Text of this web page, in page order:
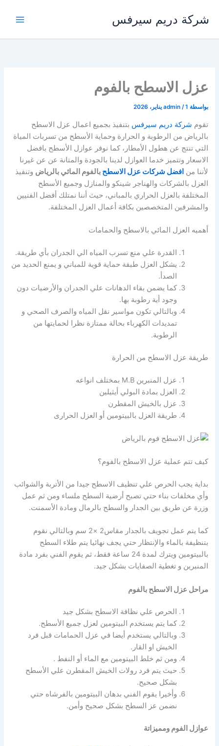
المحتوى
شركة دريم سيرفس
عزل الاسطح بالفوم
بواسطة admin /1 يناير، 2026
تقوم شركة دريم سيرفس بتنفيذ بجميع اعمال عزل الاسطح
بالرياض من الرطوبة و الحرارة وحماية الأسطح من تسربات المياة
التي تنتج عن هطول الأمطار، كما نوفر عوازل الأسطح بافضل
الاسعار وتتميز خدما العوازل لدينا بالجودة والمتانة عن عن غيرنا
لأننا من افضل شركات عزل الاسطح بالفوم المائي بالرياض وتنفيذ
العزل بالشركات والهناجر شينكو والمنازل وجميع الأسطح
المختلفة بالعزل الحراري بالمباني، حيث أننا نمتلك أفضل الفنيين
والمشرفين المتخصصين بكافة أعمال العزل المختلفة.
أهميه العزل المائي بالاسطح والحمامات
القدرة علي منع تسرب المياه الي الجدران بأي طريقة.
يشكل العزل طبقة حماية قوية للمباني و يمنع الحديد من
الصدأ.
كما يضمن بقاء الدهانات علي الجدران والأرضيات دون
وجود أية رطوبة بها.
وبالتالي تكون مواسير نقل المياه والصرف الصحي و
تمديدات الكهرباء بحالة ممتازة نظرا لحمايتها من
الرطوبة.
طريقة عزل الاسطح من الحرارة
عزل المنبرين M.B بمختلف انواعه
العزل بمادة البولي أيثيلين
عزل بالخيش المقطرن
طريقة العزل بالبيتومين أو العزل الحرارى
كيف تتم عملية عزل الاسطح بالفوم؟
بداية يجب الحرص علي تنظيف الاسطح جيدا من الأتربة والشوائب
وأي مخلفات بناء حتي تصبح أرضية السطح ملساء ومن ثم عمل
وزرة عن طريق بين الجدار والسطح بالرمال ومادة الأسمنت.
كما يتم عمل تجويف بالجدار مقاس2 ×2 سم وبالتالي نقوم
بتنظيفة بالماء والإنتظار حتي يجف نهائيا يتم طلاء السطح
بالبيتومين ويترك لمدة 24 ساعة فقط، ثم يقوم الفني بفرد مادة
المنبرين و تغطية الصفايات بشكل جيد.
مراحل عزل الاسطح بالفوم
الحرص علي نظافة الاسطح بشكل جيد
كما يتم يستخدم البيتومين لعزل جميع الأسطح.
وبالتالي يستخدم أيضا في عزل الحمامات قبل فرد
الخيش او القار.
ومن ثم خلط البيتومين مع الماء أو النفط .
حيث يتم فرد رولات الخيش المقطرن علي الأسطح
بشكل صحيح.
وأخيرا يقوم الفني بدهان البيتومين بالفرشاه حتي
نضمن عز السطح بشكل صحيح وأمن.
عوازل الفوم ومميزاتة